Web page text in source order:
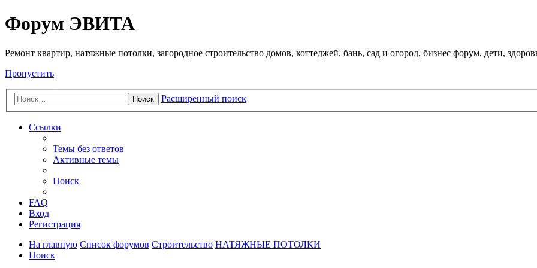
Регистрация
Форум ЭВИТА
Ремонт квартир, натяжные потолки, загородное строительство домов, коттеджей, бань, сад и огород, бизнес форум, дети,
Пропустить
Поиск Расширенный поиск
Ссылки
Темы без ответов
Активные темы
Поиск
FAQ
Вход
Регистрация
На главную Список форумов Строительство НАТЯЖНЫЕ ПОТОЛКИ
Поиск